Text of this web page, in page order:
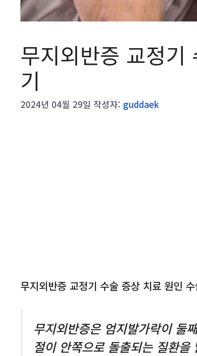
무지외반증 교정기
기
2024년 04월 29일 작성자: guddaek
무지외반증 교정기 수술 증상 치료 원인 수
무지외반증은 엄지발가락이 둘
절이 안쪽으로 돌출되는 질환을